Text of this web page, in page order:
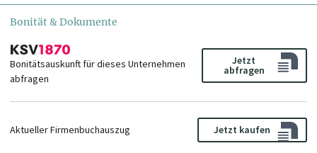
Bonität & Dokumente
Bonitätsauskunft für dieses Unternehmen
abfragen
Jetzt
abfragen
Aktueller Firmenbuchauszug Jetzt kaufen